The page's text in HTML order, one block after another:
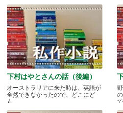
下村はやとさんの話（後編）
オーストラリアに来た時は、英語が
全然できなかったので、どこにど
ん.....
で